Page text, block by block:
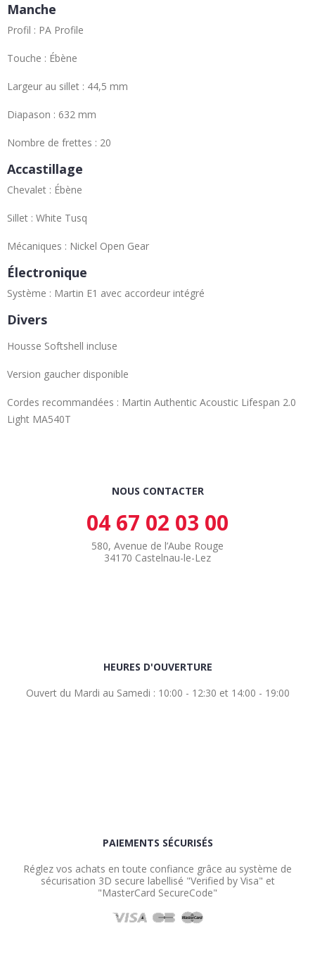
Manche
Profil : PA Profile
Touche : Ébène
Largeur au sillet : 44,5 mm
Diapason : 632 mm
Nombre de frettes : 20
Accastillage
Chevalet : Ébène
Sillet : White Tusq
Mécaniques : Nickel Open Gear
Électronique
Système : Martin E1 avec accordeur intégré
Divers
Housse Softshell incluse
Version gaucher disponible
Cordes recommandées : Martin Authentic Acoustic Lifespan 2.0
Light MA540T
NOUS CONTACTER
04 67 02 03 00
580, Avenue de l’Aube Rouge
34170 Castelnau-le-Lez
HEURES D'OUVERTURE
Ouvert du Mardi au Samedi : 10:00 - 12:30 et 14:00 - 19:00
PAIEMENTS SÉCURISÉS
Réglez vos achats en toute confiance grâce au système de
sécurisation 3D secure labellisé "Verified by Visa" et
"MasterCard SecureCode"